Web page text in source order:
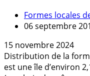
Formes locales
06 septembre
15 novembre 2024
Distribution de la
est une île d’environ